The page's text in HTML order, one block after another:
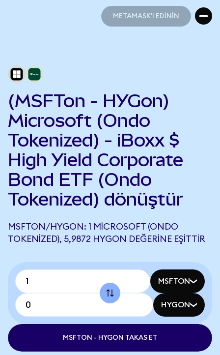
METAMASK'I EDİNİN
(MSFTon - HYGon)
Microsoft (Ondo
Tokenized) - iBoxx $
High Yield Corporate
Bond ETF (Ondo
Tokenized) dönüştür
MSFTON/HYGON: 1 MICROSOFT (ONDO
TOKENIZED), 5,9872 HYGON DEĞERINE EŞITTIR
MSFTON
HYGON
MSFTON - HYGON TAKAS ET